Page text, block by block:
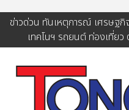
ข่าวด่วน ทันเหตุการณ์ เศรษฐ
เทคโนฯ รถยนต์ ท่องเที่ยว